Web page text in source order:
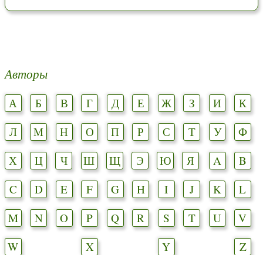
Авторы
А Б В Г Д Е Ж З И
К
Л
М Н О П Р С Т У
Ф
Х
Ц Ч Ш Щ Э Ю Я A
B
C
D E F G H I J K
L
M
N O P Q R S T U
V
W
X Y Z